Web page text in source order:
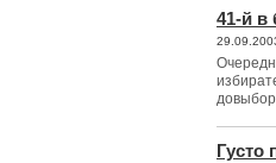
41-й в
Густо